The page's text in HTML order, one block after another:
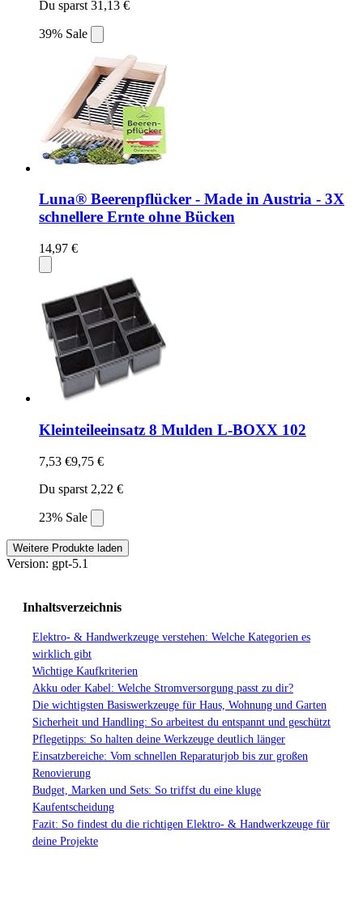
Du sparst 31,13 €
39% Sale
Luna® Beerenpflücker - Made in Austria - 3X
schnellere Ernte ohne Bücken
14,97 €
Kleinteileeinsatz 8 Mulden L-BOXX 102
7,53 €9,75 €
Du sparst 2,22 €
23% Sale
Weitere Produkte laden
Version: gpt-5.1
Inhaltsverzeichnis
Elektro- & Handwerkzeuge verstehen: Welche Kategorien es
wirklich gibt
Wichtige Kaufkriterien
Akku oder Kabel: Welche Stromversorgung passt zu dir?
Die wichtigsten Basiswerkzeuge für Haus, Wohnung und Garten
Sicherheit und Handling: So arbeitest du entspannt und geschützt
Pflegetipps: So halten deine Werkzeuge deutlich länger
Einsatzbereiche: Vom schnellen Reparaturjob bis zur großen
Renovierung
Budget, Marken und Sets: So triffst du eine kluge
Kaufentscheidung
Fazit: So findest du die richtigen Elektro- & Handwerkzeuge für
deine Projekte